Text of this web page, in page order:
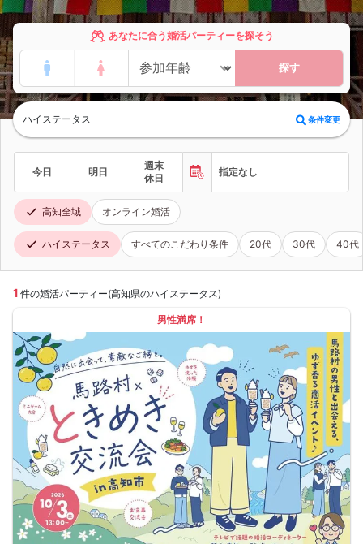
あなたに合う婚活パーティーを探そう
探す
ハイステータス 条件変更
今日 明日
週末
休日
指定なし
高知全域 オンライン婚活
ハイステータス すべてのこだわり条件 20代 30代 40代
1 件の婚活パーティー(高知県のハイステータス)
男性満席！